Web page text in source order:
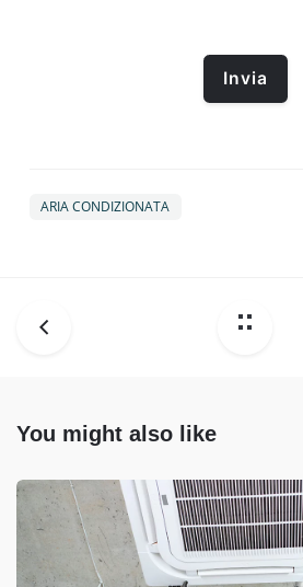
ARIA CONDIZIONATA
You might also like